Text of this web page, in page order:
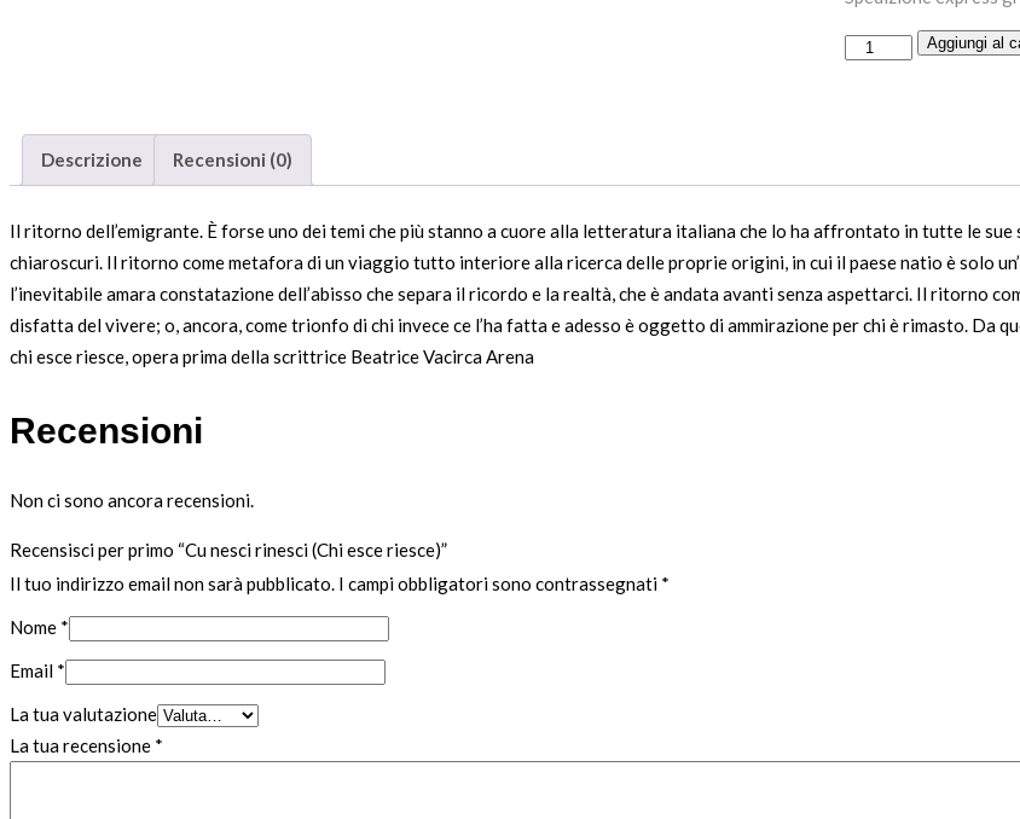
quantità
Aggiungi al
Descrizione Recensioni (0)
Il ritorno dell’emigrante. È forse uno dei temi che più stanno a cuore alla letteratura italiana che lo ha affrontato in tutte le
chiaroscuri. Il ritorno come metafora di un viaggio tutto interiore alla ricerca delle proprie origini, in cui il paese natio è solo
l’inevitabile amara constatazione dell’abisso che separa il ricordo e la realtà, che è andata avanti senza aspettarci. Il ritorno
disfatta del vivere; o, ancora, come trionfo di chi invece ce l’ha fatta e adesso è oggetto di ammirazione per chi è rimasto. Da
chi esce riesce, opera prima della scrittrice Beatrice Vacirca Arena
Recensioni
Non ci sono ancora recensioni.
Recensisci per primo “Cu nesci rinesci (Chi esce riesce)”
Il tuo indirizzo email non sarà pubblicato. I campi obbligatori sono contrassegnati *
Nome *
Email *
La tua valutazione
La tua recensione *